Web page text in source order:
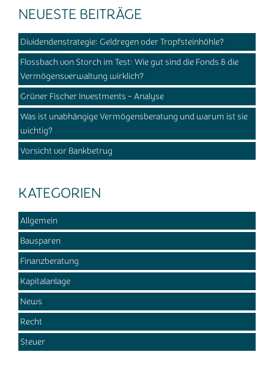
NEUESTE BEITRÄGE
Dividendenstrategie: Geldregen oder Tropfsteinhöhle?
Flossbach von Storch im Test: Wie gut sind die Fonds & die
Vermögensverwaltung wirklich?
Grüner Fischer Investments - Analyse
Was ist unabhängige Vermögensberatung und warum ist sie
wichtig?
Vorsicht vor Bankbetrug
KATEGORIEN
Allgemein
Bausparen
Finanzberatung
Kapitalanlage
News
Recht
Steuer